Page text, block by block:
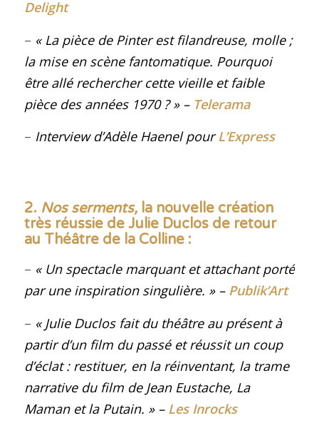
Delight
– « La pièce de Pinter est filandreuse, molle ;
la mise en scène fantomatique. Pourquoi
être allé rechercher cette vieille et faible
pièce des années 1970 ?» – Telerama
– Interview d’Adèle Haenel pourL’Express
2. Nos serments,la nouvelle création
très réussie de Julie Duclos de retour
au Théâtre de la Colline :
– « Un spectacle marquant et attachant porté
par une inspiration singulière. » – Publik’Art
– « Julie Duclos fait du théâtre au présent à
partir d’un film du passé et réussit un coup
d’éclat : restituer, en la réinventant, la trame
narrative du film de Jean Eustache, La
Maman et la Putain. » – Les Inrocks